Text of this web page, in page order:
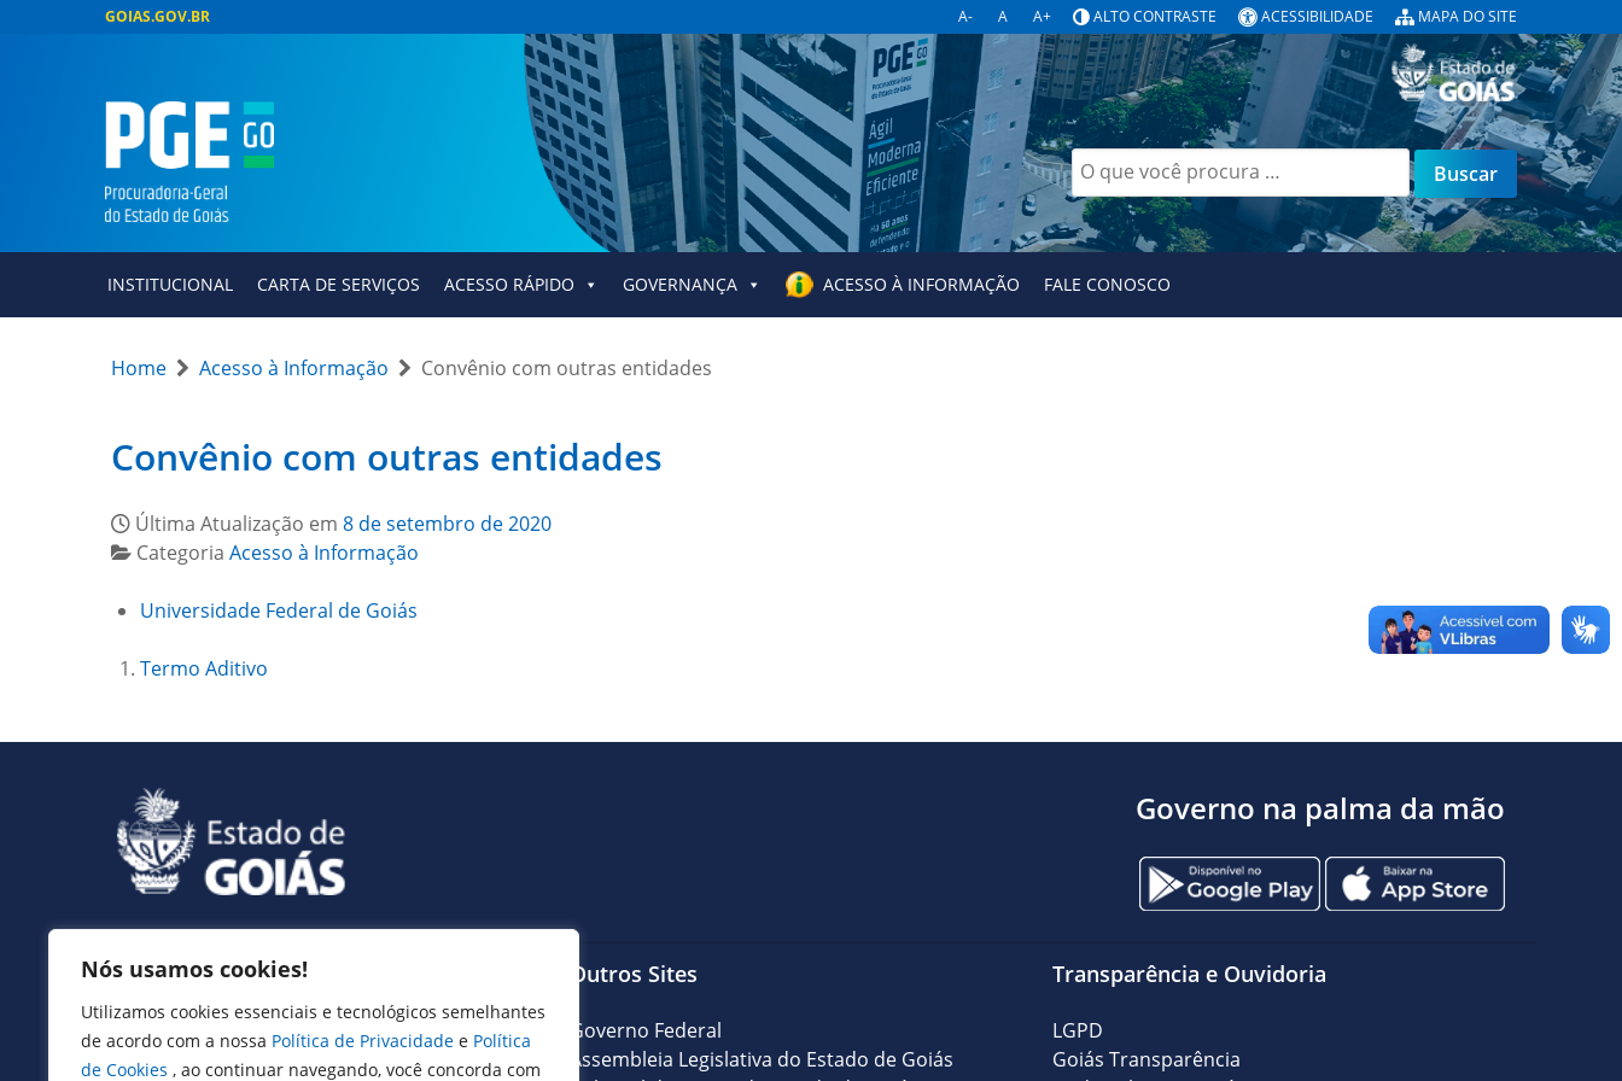
Nós usamos cookies!
Utilizamos cookies essenciais e tecnológicos semelhantes
de acordo com a nossa Política de Privacidade e Política
de Cookies , ao continuar navegando, você concorda com
GOIAS.GOV.BR A- A A+ ALTO CONTRASTE ACESSIBILIDADE MAPA DO SITE
Buscar
por:
INSTITUCIONAL CARTA DE SERVIÇOS ACESSO RÁPIDO GOVERNANÇA ACESSO À INFORMAÇÃO FALE CONOSCO
Home Acesso à Informação Convênio com outras entidades
Convênio com outras entidades
Última Atualização em 8 de setembro de 2020
Categoria Acesso à Informação
Universidade Federal de Goiás
Termo Aditivo
Governo na palma da mão
Serviços
Expresso Goiás
Expresso Aplicações
Outros Sites
Governo Federal
Assembleia Legislativa do Estado de Goiás
Transparência e Ouvidoria
LGPD
Goiás Transparência